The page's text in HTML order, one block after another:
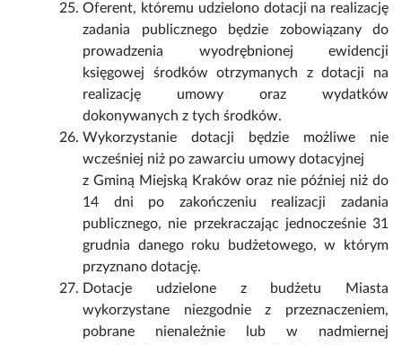
Oferent, któremu udzielono dotacji na realizację
zadania publicznego będzie zobowiązany do
prowadzenia wyodrębnionej ewidencji
księgowej środków otrzymanych z dotacji na
realizację umowy oraz wydatków
dokonywanych z tych środków.
Wykorzystanie dotacji będzie możliwe nie
wcześniej niż po zawarciu umowy dotacyjnej
z Gminą Miejską Kraków oraz nie później niż do
14 dni po zakończeniu realizacji zadania
publicznego, nie przekraczając jednocześnie 31
grudnia danego roku budżetowego, w którym
przyznano dotację.
Dotacje udzielone z budżetu Miasta
wykorzystane niezgodnie z przeznaczeniem,
pobrane nienależnie lub w nadmiernej